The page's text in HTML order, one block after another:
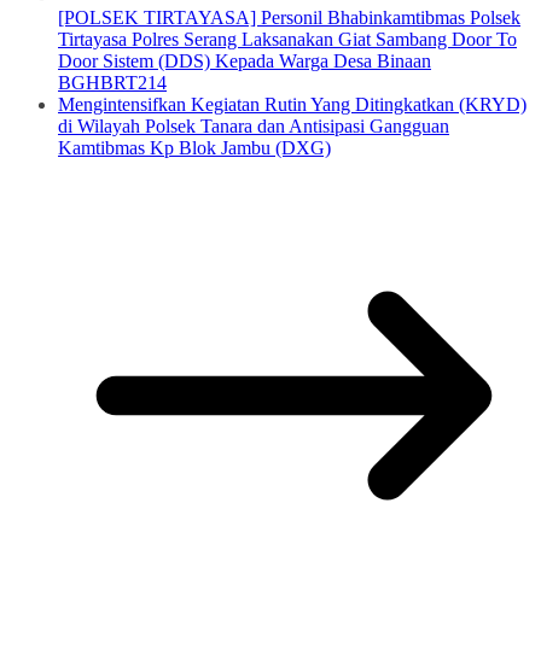
[POLSEK TIRTAYASA] Personil Bhabinkamtibmas Polsek
Tirtayasa Polres Serang Laksanakan Giat Sambang Door To
Door Sistem (DDS) Kepada Warga Desa Binaan
BGHBRT214
Mengintensifkan Kegiatan Rutin Yang Ditingkatkan (KRYD)
di Wilayah Polsek Tanara dan Antisipasi Gangguan
Kamtibmas Kp Blok Jambu (DXG)